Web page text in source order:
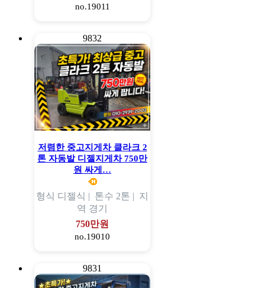
no.19011
9832
저렴한 중고지게차 클라크 2
톤 자동발 디젤지게차 750만
원 싸게…
형식 디젤식 | 톤수 2톤 | 지
역 경기
750만원
no.19010
9831